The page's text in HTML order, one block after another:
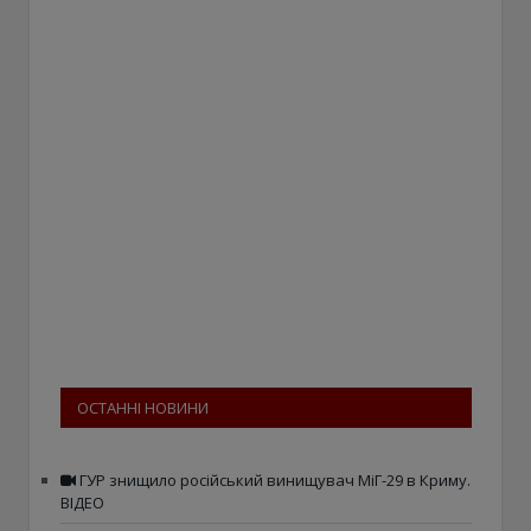
ОСТАННІ НОВИНИ
ГУР знищило російський винищувач МіГ-29 в Криму.
ВІДЕО